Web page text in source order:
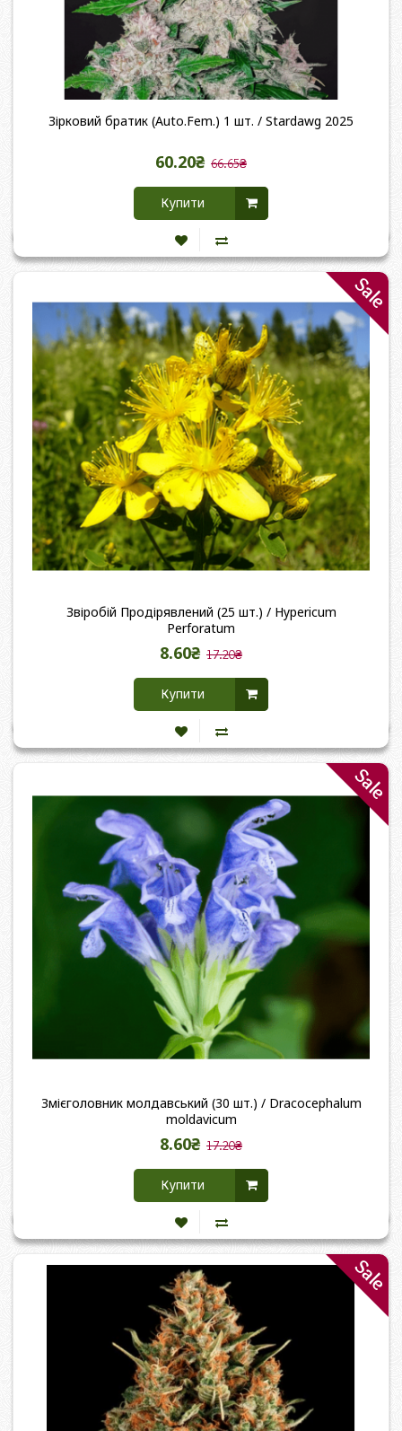
Зірковий братик (Auto.Fem.) 1 шт. / Stardawg 2025
60.20₴ 66.65₴
Купити
Sale
Звіробій Продірявлений (25 шт.) / Hypericum
Perforatum
8.60₴ 17.20₴
Купити
Sale
Змієголовник молдавський (30 шт.) / Dracocephalum
moldavicum
8.60₴ 17.20₴
Купити
Sale